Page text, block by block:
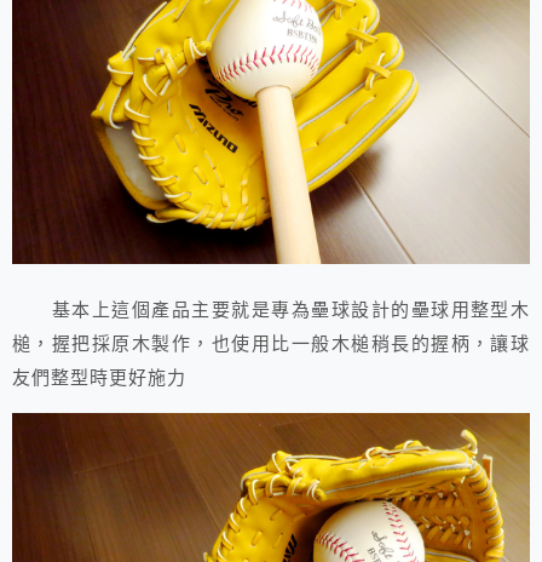
基本上這個產品主要就是專為壘球設計的壘球用整型木
槌，握把採原木製作，也使用比一般木槌稍長的握柄，讓球
友們整型時更好施力